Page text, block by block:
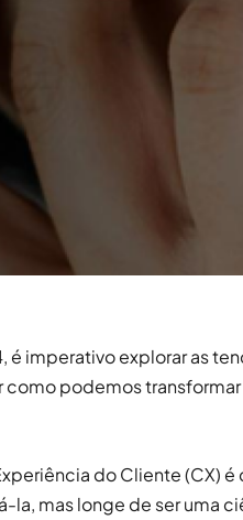
é imperativo explorar as
podemos
do Cliente (CX)
la, mas longe de ser uma